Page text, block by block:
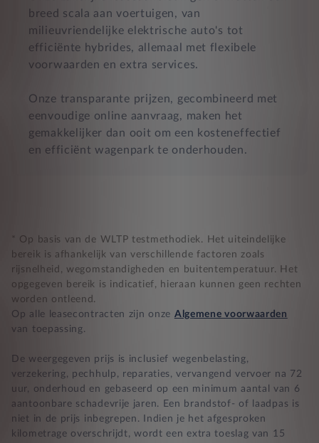
breed scala aan voertuigen, van
milieuvriendelijke elektrische auto's tot
efficiënte hybrides, allemaal met flexibele
voorwaarden en extra services.
Onze transparante prijzen, gecombineerd met
eenvoudige online aanvraag, maken het
gemakkelijker dan ooit om een kosteneffectief
en efficiënt wagenpark te onderhouden.
* Op basis van de WLTP testmethodiek. Het uiteindelijke
bereik is afhankelijk van verschillende factoren zoals
rijsnelheid, wegomstandigheden en buitentemperatuur. Het
opgegeven bereik is indicatief, hieraan kunnen geen rechten
worden ontleend.
Op alle leasecontracten zijn onze Algemene voorwaarden
van toepassing.
De weergegeven prijs is inclusief wegenbelasting,
verzekering, pechhulp, reparaties, vervangend vervoer na 72
uur, onderhoud en gebaseerd op een minimum aantal van 6
aantoonbare schadevrije jaren. Een brandstof- of laadpas is
niet in de prijs inbegrepen. Indien je het afgesproken
kilometrage overschrijdt, wordt een extra toeslag van 15